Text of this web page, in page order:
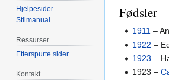
Fødsler
1911 –
1922 –
1923 –
1923 –
Hjelpesider
Stilmanual
Ressurser
Etterspurte sider
Kontakt